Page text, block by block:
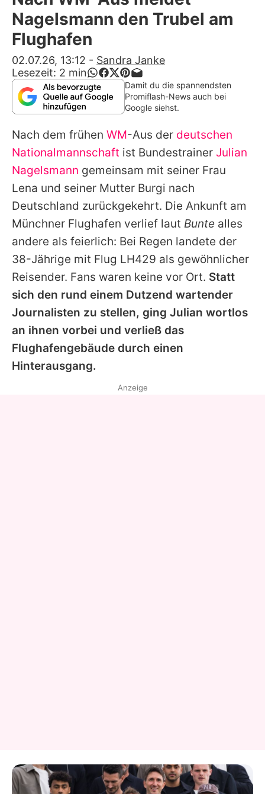
Alle Themen auf Promiflash
App runterladen
Team
Redaktionelle Richtlinien
Impressum
Datenschutzerklärung
Nutzungsbedingungen
Utiq verwalten
Nagelsmann den Trubel am
Flughafen
02.07.26, 13:12 - Sandra Janke
Lesezeit: 2 min
Damit du die spannendsten
Promiflash-News auch bei
Google siehst.
Nach dem frühen WM-Aus der deutschen
Nationalmannschaft ist Bundestrainer Julian
Nagelsmann gemeinsam mit seiner Frau
Lena und seiner Mutter Burgi nach
Deutschland zurückgekehrt. Die Ankunft am
Münchner Flughafen verlief laut Bunte alles
andere als feierlich: Bei Regen landete der
38-Jährige mit Flug LH429 als gewöhnlicher
Reisender. Fans waren keine vor Ort. Statt
sich den rund einem Dutzend wartender
Journalisten zu stellen, ging Julian wortlos
an ihnen vorbei und verließ das
Flughafengebäude durch einen
Hinterausgang.
Anzeige